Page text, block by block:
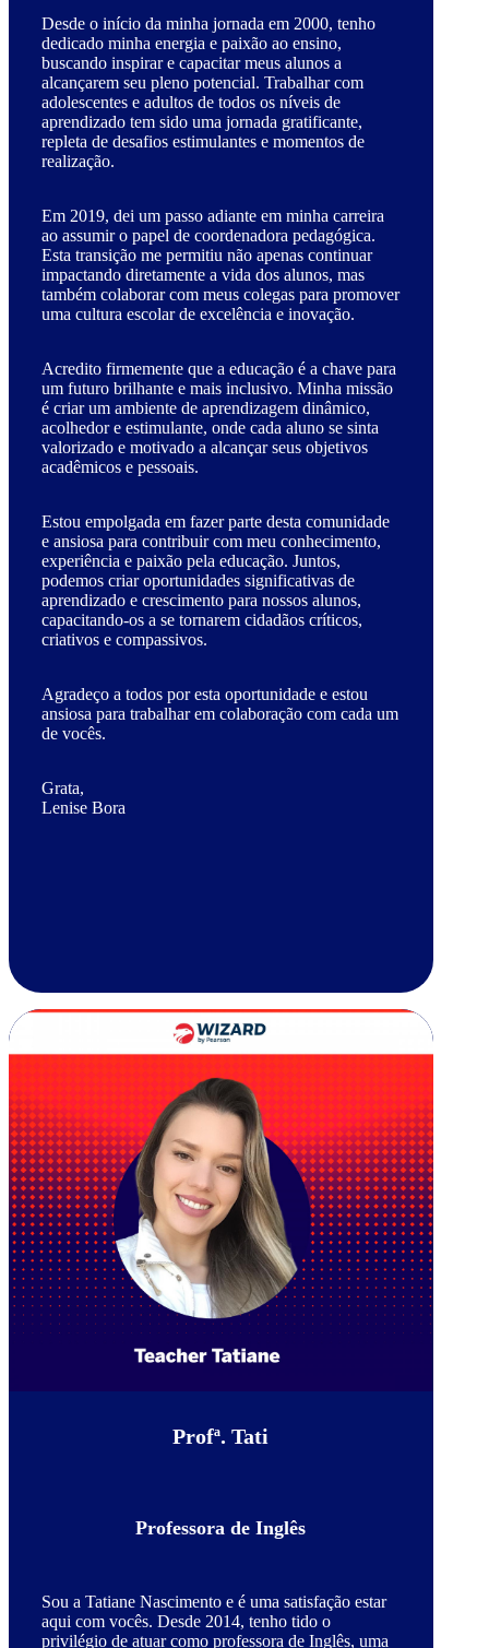
Desde o início da minha jornada em 2000, tenho
dedicado minha energia e paixão ao ensino,
buscando inspirar e capacitar meus alunos a
alcançarem seu pleno potencial. Trabalhar com
adolescentes e adultos de todos os níveis de
aprendizado tem sido uma jornada gratificante,
repleta de desafios estimulantes e momentos de
realização.
Em 2019, dei um passo adiante em minha carreira
ao assumir o papel de coordenadora pedagógica.
Esta transição me permitiu não apenas continuar
impactando diretamente a vida dos alunos, mas
também colaborar com meus colegas para promover
uma cultura escolar de excelência e inovação.
Acredito firmemente que a educação é a chave para
um futuro brilhante e mais inclusivo. Minha missão
é criar um ambiente de aprendizagem dinâmico,
acolhedor e estimulante, onde cada aluno se sinta
valorizado e motivado a alcançar seus objetivos
acadêmicos e pessoais.
Estou empolgada em fazer parte desta comunidade
e ansiosa para contribuir com meu conhecimento,
experiência e paixão pela educação. Juntos,
podemos criar oportunidades significativas de
aprendizado e crescimento para nossos alunos,
capacitando-os a se tornarem cidadãos críticos,
criativos e compassivos.
Agradeço a todos por esta oportunidade e estou
ansiosa para trabalhar em colaboração com cada um
de vocês.
Grata,
Lenise Bora
Profª. Tati
Professora de Inglês
Sou a Tatiane Nascimento e é uma satisfação estar
aqui com vocês. Desde 2014, tenho tido o
privilégio de atuar como professora de Inglês, uma